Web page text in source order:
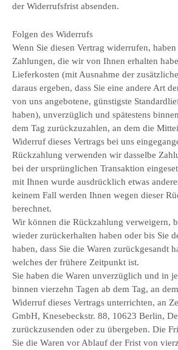
der Widerrufsfrist absenden.
Folgen des Widerrufs
Wenn Sie diesen Vertrag widerrufen,
Zahlungen, die wir von Ihnen erhalten
Lieferkosten (mit Ausnahme der
daraus ergeben, dass Sie eine andere Art
von uns angebotene, günstigste
haben), unverzüglich und spätestens
dem Tag zurückzuzahlen, an dem die
Widerruf dieses Vertrags bei uns
Rückzahlung verwenden wir dasselbe
bei der ursprünglichen Transaktion
mit Ihnen wurde ausdrücklich etwas
keinem Fall werden Ihnen wegen dieser
berechnet.
Wir können die Rückzahlung verweigern,
wieder zurückerhalten haben oder bis Sie
haben, dass Sie die Waren zurückgesandt
welches der frühere Zeitpunkt ist.
Sie haben die Waren unverzüglich und in
binnen vierzehn Tagen ab dem Tag, an
Widerruf dieses Vertrags unterrichten, an
GmbH, Knesebeckstr. 88, 10623 Berlin,
zurückzusenden oder zu übergeben. Die
Sie die Waren vor Ablauf der Frist von